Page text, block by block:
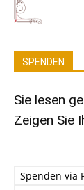
SPENDEN
Sie lesen
Zeigen Sie
Spenden via